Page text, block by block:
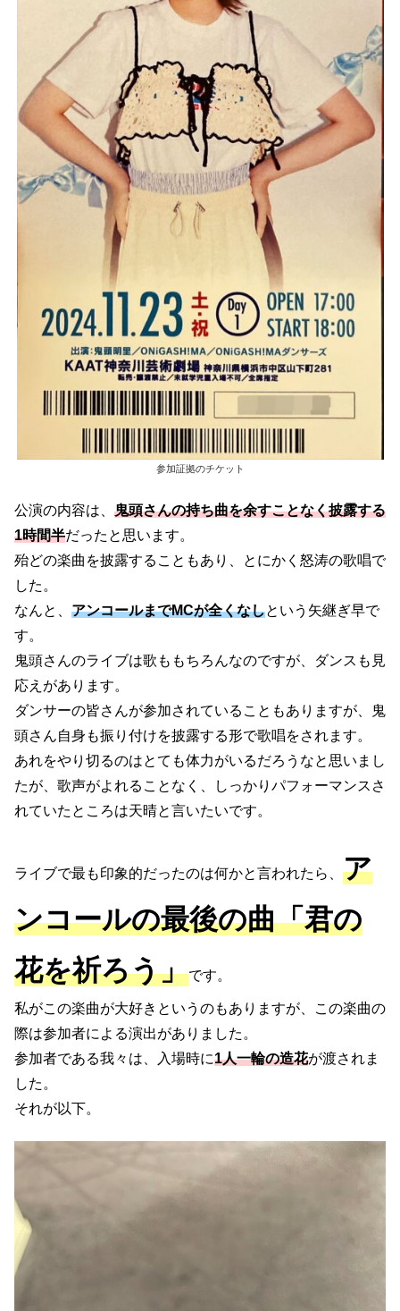
参加証拠のチケット
公演の内容は、 鬼頭さんの持ち曲を余すことなく披露する
1時間半だったと思います。
殆どの楽曲を披露することもあり、とにかく怒涛の歌唱で
した。
なんと、 アンコールまでMCが全くなしという矢継ぎ早で
す。
鬼頭さんのライブは歌ももちろんなのですが、ダンスも見
応えがあります。
ダンサーの皆さんが参加されていることもありますが、鬼
頭さん自身も振り付けを披露する形で歌唱をされます。
あれをやり切るのはとても体力がいるだろうなと思いまし
たが、歌声がよれることなく、しっかりパフォーマンスさ
れていたところは天晴と言いたいです。
ライブで最も印象的だったのは何かと言われたら、 ア
ンコールの最後の曲「君の
花を祈ろう」です。
私がこの楽曲が大好きというのもありますが、この楽曲の
際は参加者による演出がありました。
参加者である我々は、入場時に1人一輪の造花が渡されま
した。
それが以下。